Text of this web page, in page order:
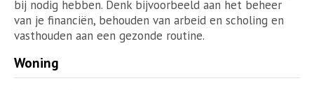
bij nodig hebben. Denk bijvoorbeeld aan het beheer
van je financiën, behouden van arbeid en scholing en
vasthouden aan een gezonde routine.
Woning